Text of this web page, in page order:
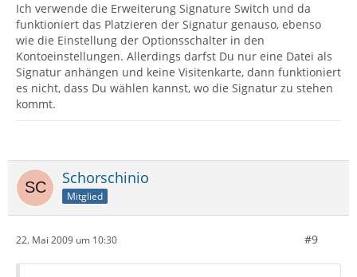
Ich verwende die Erweiterung Signature Switch und da
funktioniert das Platzieren der Signatur genauso, ebenso
wie die Einstellung der Optionsschalter in den
Kontoeinstellungen. Allerdings darfst Du nur eine Datei als
Signatur anhängen und keine Visitenkarte, dann funktioniert
es nicht, dass Du wählen kannst, wo die Signatur zu stehen
kommt.
Schorschinio
Mitglied
22. Mai 2009 um 10:30 #9